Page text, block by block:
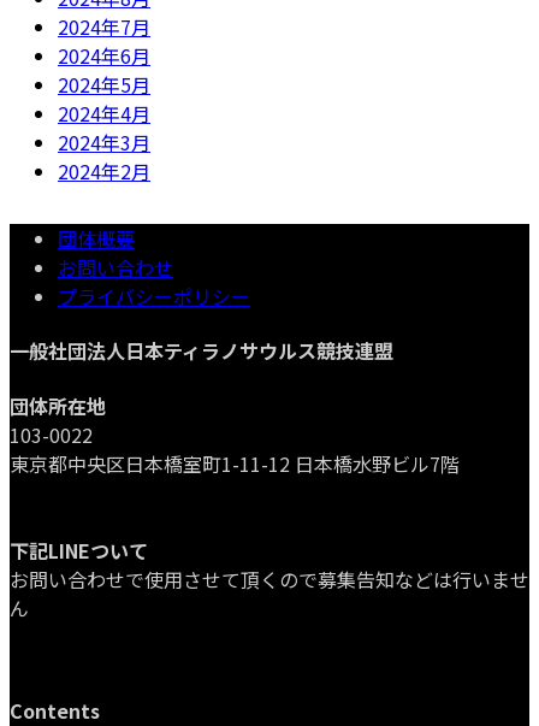
2024年7月
2024年6月
2024年5月
2024年4月
2024年3月
2024年2月
団体概要
お問い合わせ
プライバシーポリシー
一般社団法人日本ティラノサウルス競技連盟
団体所在地
103-0022
東京都中央区日本橋室町1-11-12 日本橋水野ビル7階
下記LINEついて
お問い合わせで使用させて頂くので募集告知などは行いませ
ん
Contents